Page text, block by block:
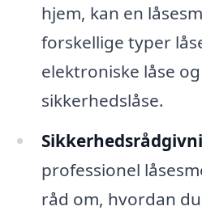
hjem, kan en
forskellige typer
elektroniske låse
sikkerhedslåse.
professionel
råd om, hvordan